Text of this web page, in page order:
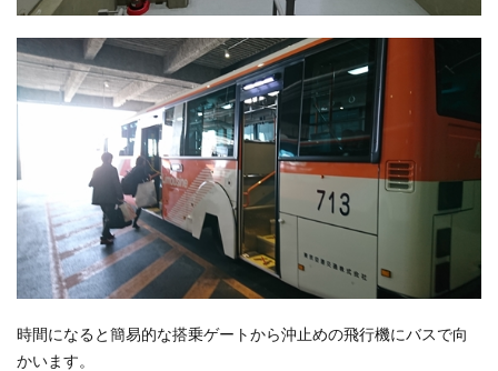
時間になると簡易的な搭乗ゲートから沖止めの飛行機にバスで向
かいます。